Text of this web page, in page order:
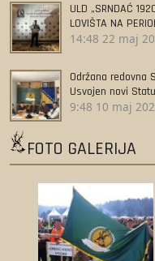
ULD „SRNDAĆ
LOVIŠTA NA
14:48 22 maj
Održana redovna
Usvojen novi
9:48 10 maj
FOTO GALERIJA